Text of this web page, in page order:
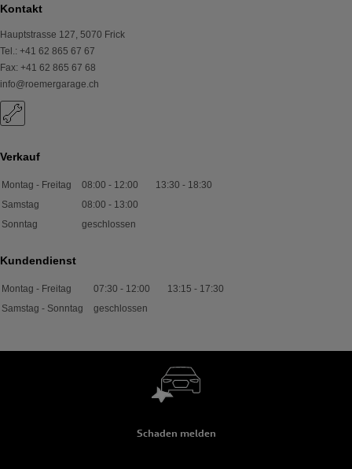
Kontakt
Hauptstrasse 127, 5070 Frick
Tel.: +41 62 865 67 67
Fax: +41 62 865 67 68
info@roemergarage.ch
Verkauf
Montag - Freitag 08:00 - 12:00 13:30 - 18:30
Samstag
08:00 - 13:00
Sonntag
geschlossen
Kundendienst
Montag - Freitag 07:30 - 12:00 13:15 - 17:30
Samstag - Sonntag
geschlossen
Schaden melden